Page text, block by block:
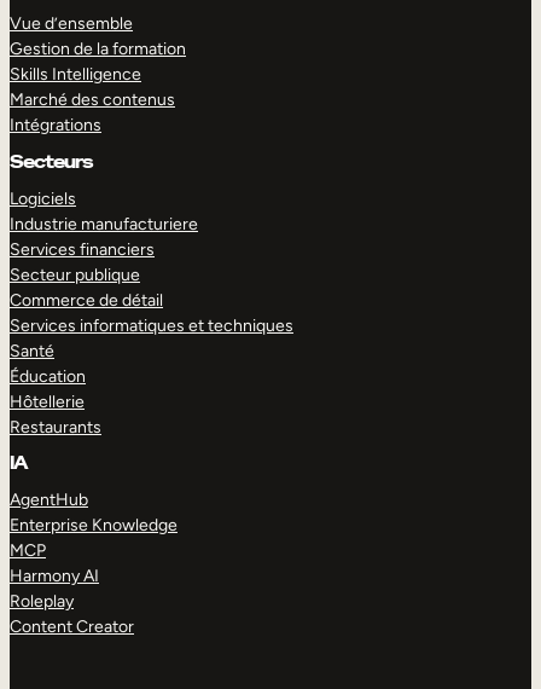
Vue d’ensemble
Gestion de la formation
Skills Intelligence
Marché des contenus
Intégrations
Secteurs
Logiciels
Industrie manufacturiere
Services financiers
Secteur publique
Commerce de détail
Services informatiques et techniques
Santé
Éducation
Hôtellerie
Restaurants
IA
AgentHub
Enterprise Knowledge
MCP
Harmony AI
Roleplay
Content Creator